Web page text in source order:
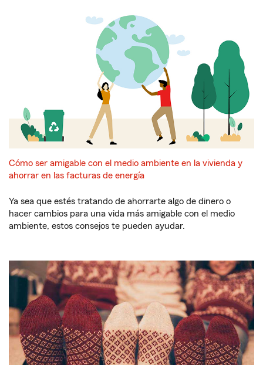
Cómo ser amigable con el medio ambiente en la vivienda y
ahorrar en las facturas de energía
Ya sea que estés tratando de ahorrarte algo de dinero o
hacer cambios para una vida más amigable con el medio
ambiente, estos consejos te pueden ayudar.